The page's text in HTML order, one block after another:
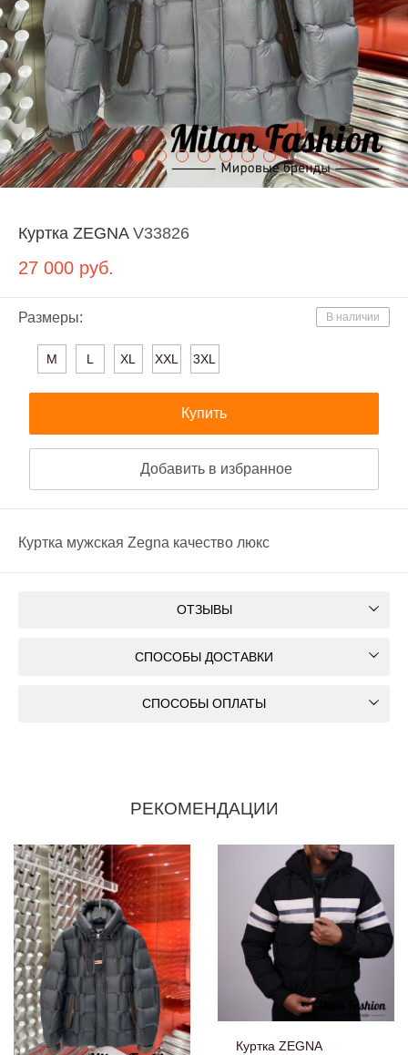
Куртка ZEGNA V33826
27 000 руб.
В наличии
Размеры:
M L XL XXL 3XL
Купить
Добавить в избранное
Куртка мужская Zegna качество люкс
ОТЗЫВЫ
СПОСОБЫ ДОСТАВКИ
СПОСОБЫ ОПЛАТЫ
РЕКОМЕНДАЦИИ
Куртка ZEGNA